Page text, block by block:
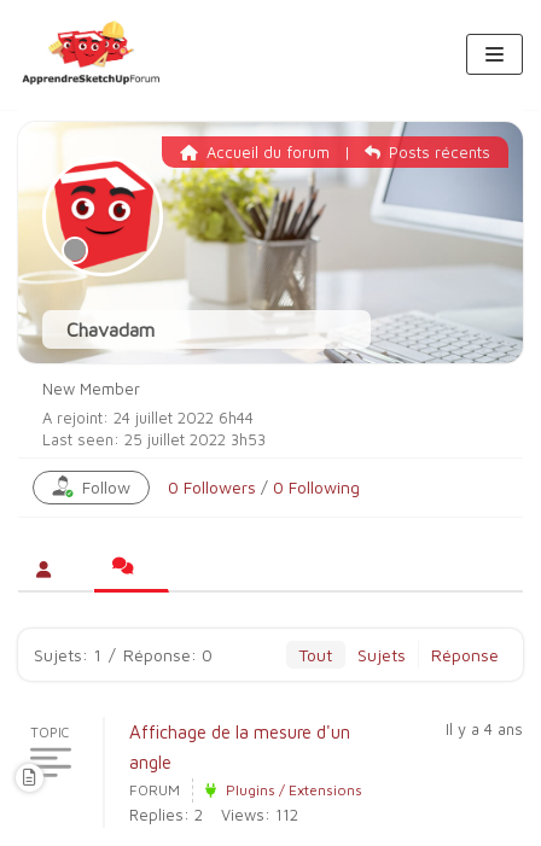
contenu
Chavadam
Accueil du forum | Posts récents
New Member
A rejoint: 24 juillet 2022 6h44
Last seen: 25 juillet 2022 3h53
Follow 0 Followers / 0 Following
Sujets: 1 / Réponse: 0 Tout Sujets Réponse
TOPIC
Affichage de la mesure d'un
angle
Il y a 4 ans
FORUM Plugins / Extensions
Replies: 2 Views: 112